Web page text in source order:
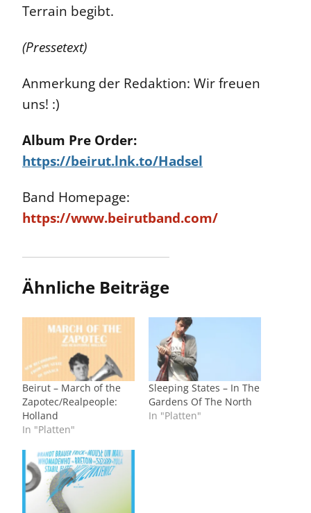
Terrain begibt.
(Pressetext)
Anmerkung der Redaktion: Wir freuen
uns! :)
Album Pre Order:
https://beirut.lnk.to/Hadsel
Band Homepage:
https://www.beirutband.com/
Ähnliche Beiträge
Beirut – March of the
Zapotec/Realpeople:
Holland
In "Platten"
Sleeping States – In The
Gardens Of The North
In "Platten"